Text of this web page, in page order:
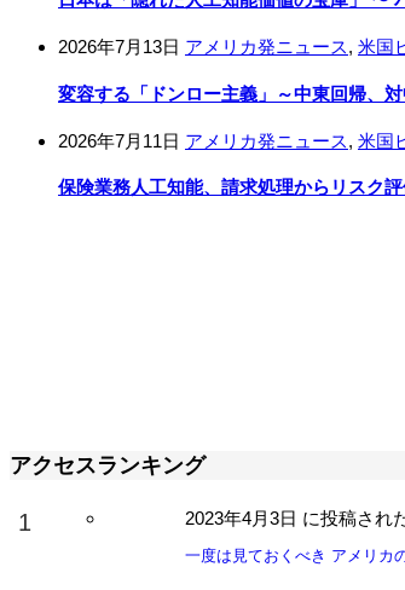
2026年7月13日 アメリカ発ニュース, 米国
変容する「ドンロー主義」～中東回帰、
2026年7月11日 アメリカ発ニュース, 米国
保険業務人工知能、請求処理からリスク
アクセスランキング
2023年4月3日 に投稿され
一度は見ておくべき アメリカ